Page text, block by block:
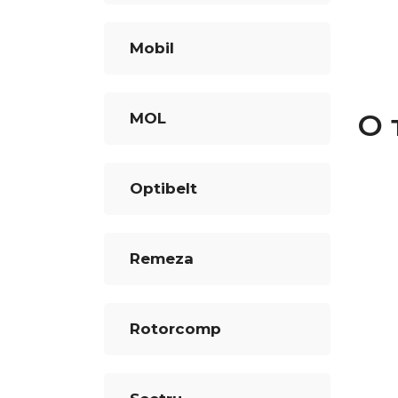
Mobil
MOL
Optibelt
Remeza
Rotorcomp
О